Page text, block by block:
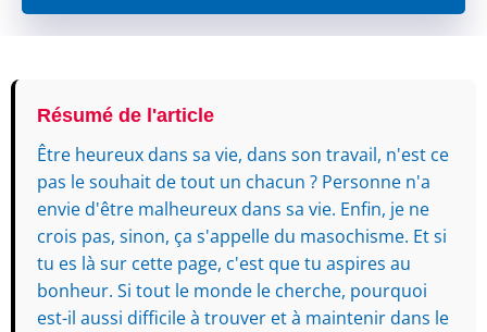
Résumé de l'article
Être heureux dans sa vie, dans son travail, n'est ce
pas le souhait de tout un chacun ? Personne n'a
envie d'être malheureux dans sa vie. Enfin, je ne
crois pas, sinon, ça s'appelle du masochisme. Et si
tu es là sur cette page, c'est que tu aspires au
bonheur. Si tout le monde le cherche, pourquoi
est-il aussi difficile à trouver et à maintenir dans le